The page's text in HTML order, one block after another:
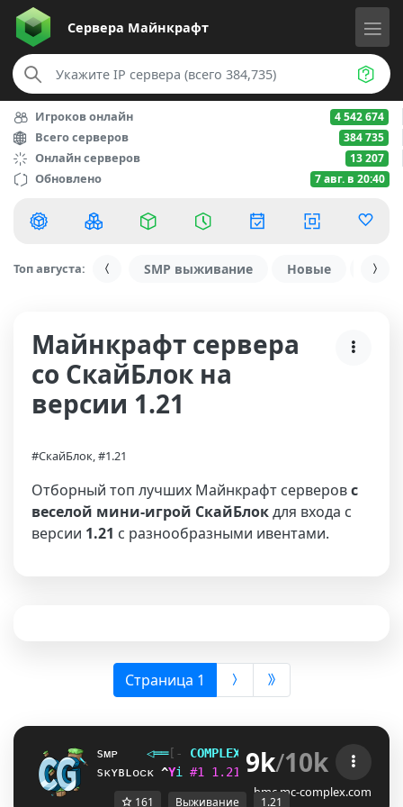
Сервера Майнкрафт
Игроков онлайн 4 542 674
Всего серверов 384 735
Онлайн серверов 13 207
Обновлено 7 авг. в 20:40
Топ августа: SMP выживание Новые С
Майнкрафт сервера
со СкайБлок на
версии 1.21
#СкайБлок, #1.21
Отборный топ лучших Майнкрафт серверовс
веселой мини-игрой СкайБлокдля входа с
версии 1.21 с разнообразными ивентами.
Страница 1 (выбрана)
sᴍᴘ ◁══[‐ COMPL EX G A ING ‐]
sᴋʏʙʟᴏᴄᴋ EGi #1 1 . 21 ᴠᴀ ɴɪʟ ᴀ ɴᴇᴛᴡ ᴋ
9k/10k
bmc.mc-complex.com
161 Выживание 1.21